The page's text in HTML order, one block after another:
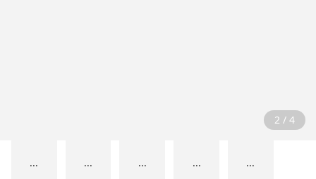
2 / 4
... ... ... ... ...